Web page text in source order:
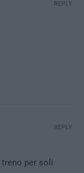
REPLY
per soli
REPLY